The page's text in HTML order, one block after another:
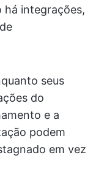
há integrações,
seus
do
e a
podem
em vez